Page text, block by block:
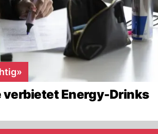
verbietet Energy-Drinks